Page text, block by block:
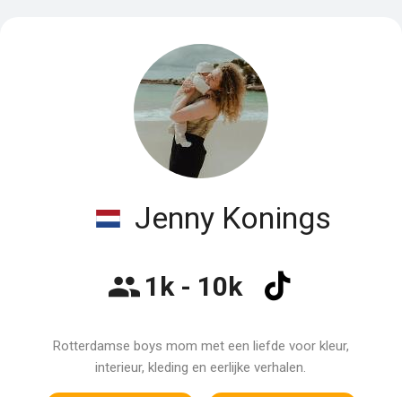
Jenny Konings
1k - 10k
Rotterdamse boys mom met een liefde voor kleur,
interieur, kleding en eerlijke verhalen.